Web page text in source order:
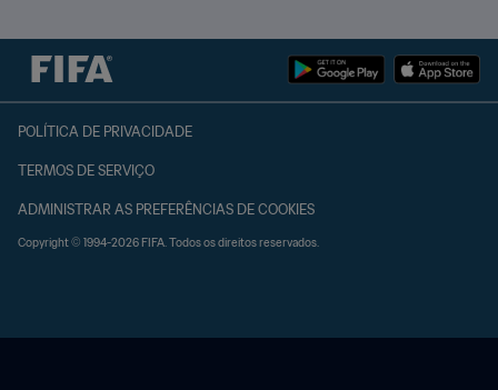
POLÍTICA DE PRIVACIDADE
TERMOS DE SERVIÇO
ADMINISTRAR AS PREFERÊNCIAS DE COOKIES
Copyright © 1994-2026 FIFA. Todos os direitos reservados.